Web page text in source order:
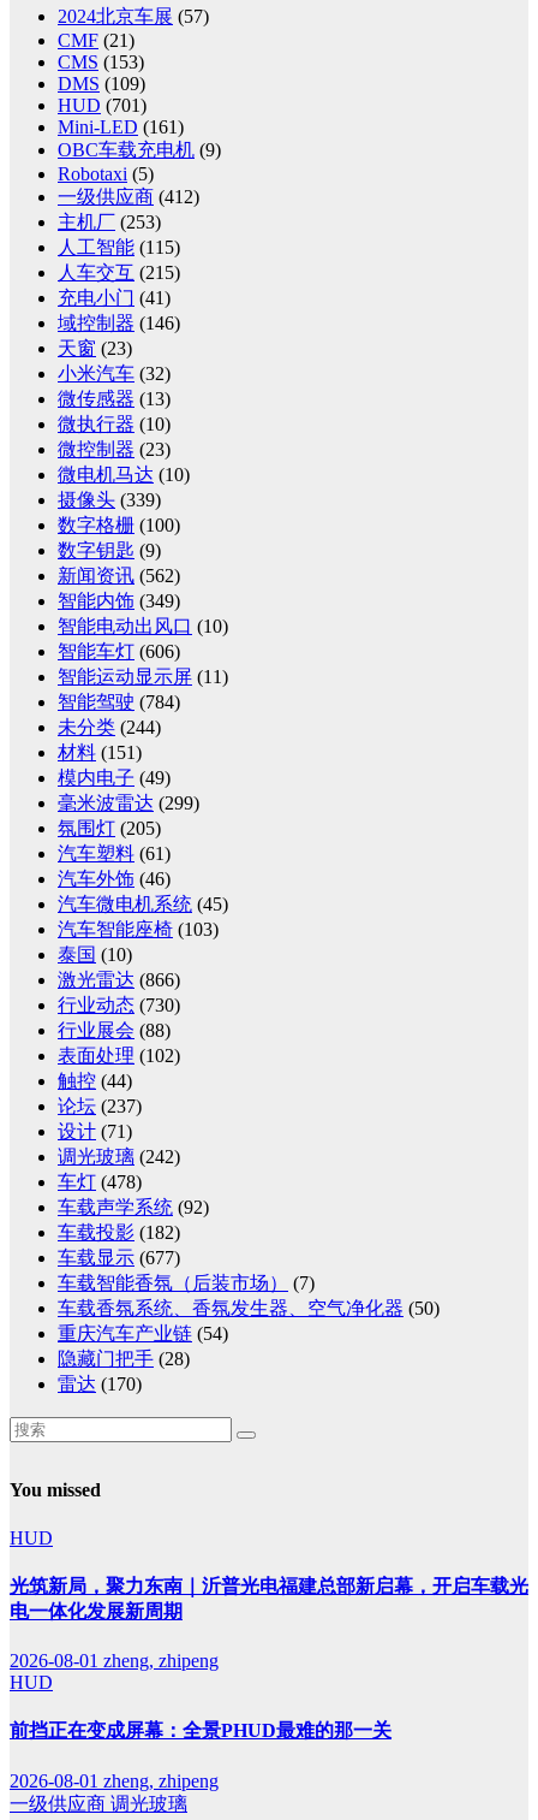
2024北京车展 (57)
CMF (21)
CMS (153)
DMS (109)
HUD (701)
Mini-LED (161)
OBC车载充电机 (9)
Robotaxi (5)
一级供应商 (412)
主机厂 (253)
人工智能 (115)
人车交互 (215)
充电小门 (41)
域控制器 (146)
天窗 (23)
小米汽车 (32)
微传感器 (13)
微执行器 (10)
微控制器 (23)
微电机马达 (10)
摄像头 (339)
数字格栅 (100)
数字钥匙 (9)
新闻资讯 (562)
智能内饰 (349)
智能电动出风口 (10)
智能车灯 (606)
智能运动显示屏 (11)
智能驾驶 (784)
未分类 (244)
材料 (151)
模内电子 (49)
毫米波雷达 (299)
氛围灯 (205)
汽车塑料 (61)
汽车外饰 (46)
汽车微电机系统 (45)
汽车智能座椅 (103)
泰国 (10)
激光雷达 (866)
行业动态 (730)
行业展会 (88)
表面处理 (102)
触控 (44)
论坛 (237)
设计 (71)
调光玻璃 (242)
车灯 (478)
车载声学系统 (92)
车载投影 (182)
车载显示 (677)
车载智能香氛（后装市场）
(7)
车载香氛系统、香氛发生器、空气净化器 (50)
重庆汽车产业链 (54)
隐藏门把手 (28)
雷达 (170)
You missed
HUD
光筑新局，聚力东南｜沂普光电福建总部新启幕，开启车载光
电一体化发展新周期
2026-08-01 zheng, zhipeng
HUD
前挡正在变成屏幕：全景PHUD最难的那一关
2026-08-01 zheng, zhipeng
一级供应商 调光玻璃